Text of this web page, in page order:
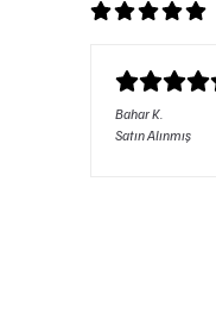
BaharK.
Satın Alınmış